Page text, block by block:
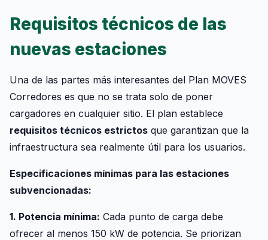
Requisitos técnicos de las
nuevas estaciones
Una de las partes más interesantes del Plan MOVES
Corredores es que no se trata solo de poner
cargadores en cualquier sitio. El plan establece
requisitos técnicos estrictos que garantizan que la
infraestructura sea realmente útil para los usuarios.
Especificaciones mínimas para las estaciones
subvencionadas:
1. Potencia mínima: Cada punto de carga debe
ofrecer al menos 150 kW de potencia. Se priorizan